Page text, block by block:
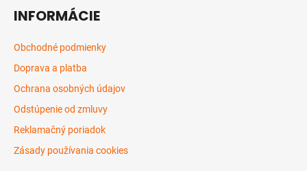
INFORMÁCIE
Obchodné podmienky
Doprava a platba
Ochrana osobných údajov
Odstúpenie od zmluvy
Reklamačný poriadok
Zásady používania cookies